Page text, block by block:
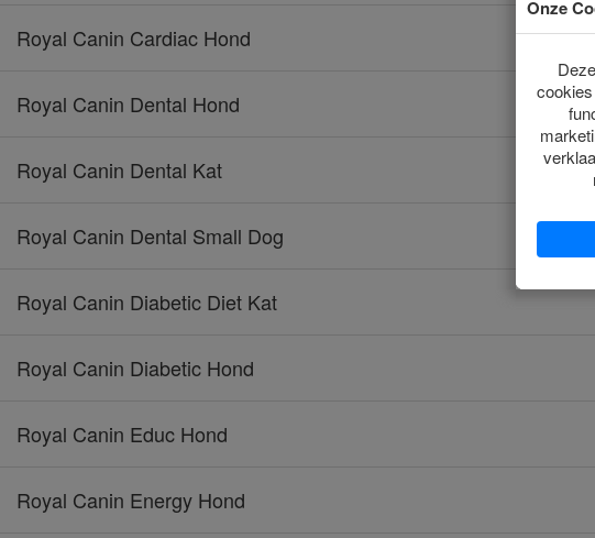
Royal Canin Cardiac Hond
Royal Canin Dental Hond
Royal Canin Dental Kat
Royal Canin Dental Small Dog
Royal Canin Diabetic Diet Kat
Royal Canin Diabetic Hond
Royal Canin Educ Hond
Royal Canin Energy Hond